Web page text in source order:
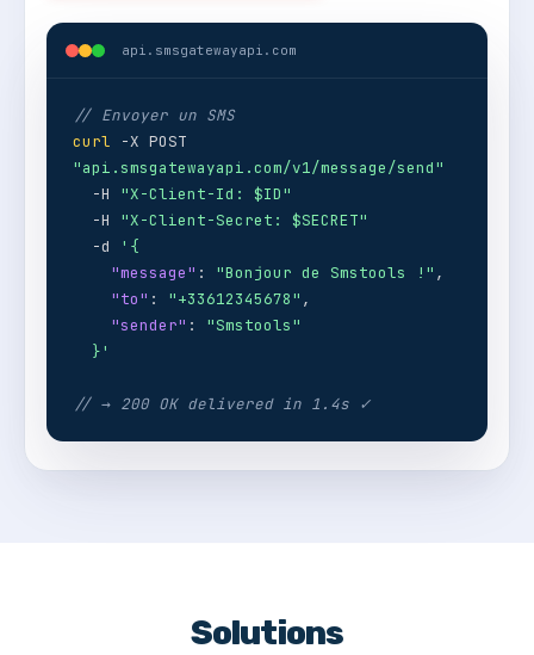
api.smsgatewayapi.com
// Envoyer un SMS
curl -X POST
"api.smsgatewayapi.com/v1/message/send"
-H "X-Client-Id: $ID"
-H "X-Client-Secret: $SECRET"
-d
'{
"message" : "Bonjour de Smstools !" ,
"to" : "+33612345678" ,
"sender" : "Smstools"
}'
// → 200 OK delivered in 1.4s ✓
Solutions